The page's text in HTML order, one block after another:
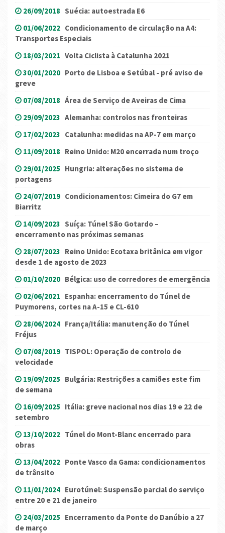
26/09/2018 Suécia: autoestrada E6
01/06/2022 Condicionamento de circulação na A4:
Transportes Especiais
18/03/2021 Volta Ciclista à Catalunha 2021
30/01/2020 Porto de Lisboa e Setúbal - pré aviso de
greve
07/08/2018 Área de Serviço de Aveiras de Cima
29/09/2023 Alemanha: controlos nas fronteiras
17/02/2023 Catalunha: medidas na AP-7 em março
11/09/2018 Reino Unido: M20 encerrada num troço
29/01/2025 Hungria: alterações no sistema de
portagens
24/07/2019 Condicionamentos: Cimeira do G7 em
Biarritz
14/09/2023 Suíça: Túnel São Gotardo –
encerramento nas próximas semanas
28/07/2023 Reino Unido: Ecotaxa britânica em vigor
desde 1 de agosto de 2023
01/10/2020 Bélgica: uso de corredores de emergência
02/06/2021 Espanha: encerramento do Túnel de
Puymorens, cortes na A-15 e CL-610
28/06/2024 França/Itália: manutenção do Túnel
Fréjus
07/08/2019 TISPOL: Operação de controlo de
velocidade
19/09/2025 Bulgária: Restrições a camiões este fim
de semana
16/09/2025 Itália: greve nacional nos dias 19 e 22 de
setembro
13/10/2022 Túnel do Mont-Blanc encerrado para
obras
13/04/2022 Ponte Vasco da Gama: condicionamentos
de trânsito
11/01/2024 Eurotúnel: Suspensão parcial do serviço
entre 20 e 21 de janeiro
24/03/2025 Encerramento da Ponte do Danúbio a 27
de março